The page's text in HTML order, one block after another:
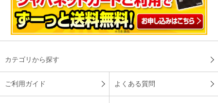
カテゴリから探す
ご利用ガイド よくある質問